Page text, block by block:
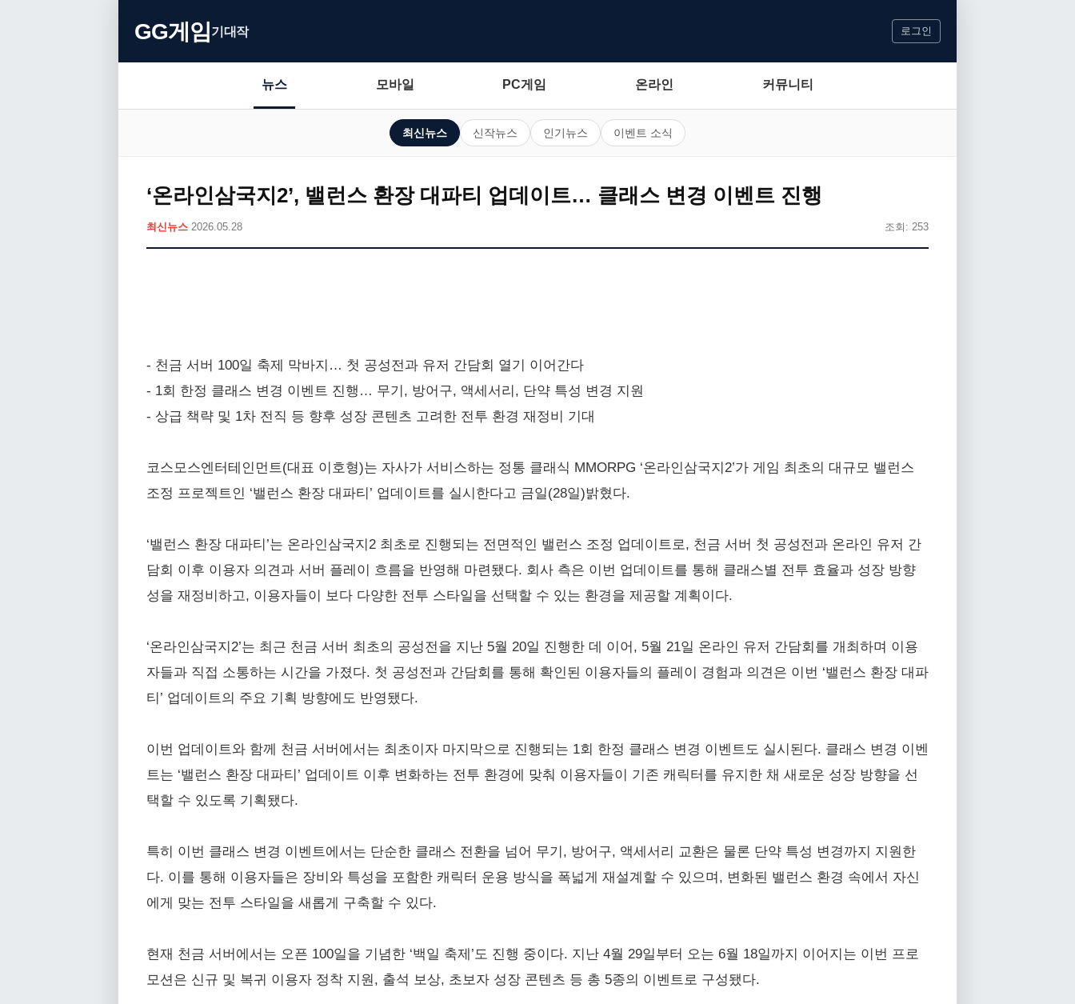
GG게임기대작 로그인
뉴스 모바일 PC게임 온라인 커뮤니티
최신뉴스 신작뉴스 인기뉴스 이벤트 소식
‘온라인삼국지2’, 밸런스 환장 대파티 업데이트… 클래스 변경 이벤트 진행
최신뉴스 2026.05.28 조회: 253
- 천금 서버 100일 축제 막바지… 첫 공성전과 유저 간담회 열기 이어간다
- 1회 한정 클래스 변경 이벤트 진행… 무기, 방어구, 액세서리, 단약 특성 변경 지원
- 상급 책략 및 1차 전직 등 향후 성장 콘텐츠 고려한 전투 환경 재정비 기대
코스모스엔터테인먼트(대표 이호형)는 자사가 서비스하는 정통 클래식 MMORPG ‘온라인삼국지2’가 게임 최초의 대규모 밸런스
조정 프로젝트인 ‘밸런스 환장 대파티’ 업데이트를 실시한다고 금일(28일)밝혔다.
‘밸런스 환장 대파티’는 온라인삼국지2 최초로 진행되는 전면적인 밸런스 조정 업데이트로, 천금 서버 첫 공성전과 온라인 유저 간
담회 이후 이용자 의견과 서버 플레이 흐름을 반영해 마련됐다. 회사 측은 이번 업데이트를 통해 클래스별 전투 효율과 성장 방향
성을 재정비하고, 이용자들이 보다 다양한 전투 스타일을 선택할 수 있는 환경을 제공할 계획이다.
‘온라인삼국지2’는 최근 천금 서버 최초의 공성전을 지난 5월 20일 진행한 데 이어, 5월 21일 온라인 유저 간담회를 개최하며 이용
자들과 직접 소통하는 시간을 가졌다. 첫 공성전과 간담회를 통해 확인된 이용자들의 플레이 경험과 의견은 이번 ‘밸런스 환장 대파
티’ 업데이트의 주요 기획 방향에도 반영됐다.
이번 업데이트와 함께 천금 서버에서는 최초이자 마지막으로 진행되는 1회 한정 클래스 변경 이벤트도 실시된다. 클래스 변경 이벤
트는 ‘밸런스 환장 대파티’ 업데이트 이후 변화하는 전투 환경에 맞춰 이용자들이 기존 캐릭터를 유지한 채 새로운 성장 방향을 선
택할 수 있도록 기획됐다.
특히 이번 클래스 변경 이벤트에서는 단순한 클래스 전환을 넘어 무기, 방어구, 액세서리 교환은 물론 단약 특성 변경까지 지원한
다. 이를 통해 이용자들은 장비와 특성을 포함한 캐릭터 운용 방식을 폭넓게 재설계할 수 있으며, 변화된 밸런스 환경 속에서 자신
에게 맞는 전투 스타일을 새롭게 구축할 수 있다.
현재 천금 서버에서는 오픈 100일을 기념한 ‘백일 축제’도 진행 중이다. 지난 4월 29일부터 오는 6월 18일까지 이어지는 이번 프로
모션은 신규 및 복귀 이용자 정착 지원, 출석 보상, 초보자 성장 콘텐츠 등 총 5종의 이벤트로 구성됐다.